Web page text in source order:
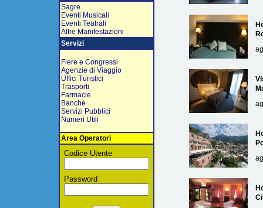
Sagre
Eventi Musicali
Eventi Teatrali
Altre Manifestazioni
Servizi
Fiere e Congressi
Agenzie di Viaggio
Uffici Turistici
Trasporti
Farmacie
Banche
Servizi Pubblici
Numeri Utili
Area Operatori
Codice Utente
Password